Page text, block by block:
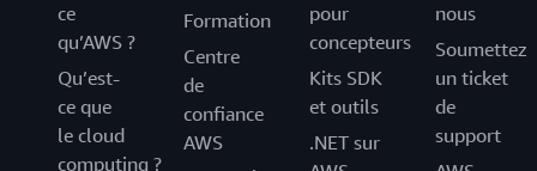
ce
qu’AWS ?
Qu’est-
ce que
le cloud
computing ?
Formation
Centre
de
confiance
AWS
pour
concepteurs
Kits SDK
et outils
.NET sur
nous
Soumettez
un ticket
de
support